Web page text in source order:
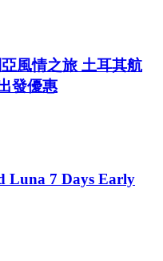
風情之旅 土耳其航
發優惠
Luna 7 Days Early